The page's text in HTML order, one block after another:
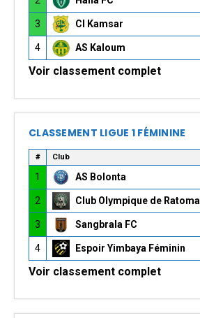
3 CI Kamsar
4 AS Kaloum
Voir classement complet
CLASSEMENT LIGUE 1 FÉMININE
# Club
1 AS Bolonta
2 Club Olympique de Ratoma
3 Sangbrala FC
4 Espoir Yimbaya Féminin
Voir classement complet